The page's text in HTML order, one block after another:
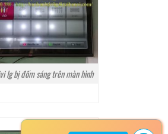
lg bị đốm sáng trên màn hình